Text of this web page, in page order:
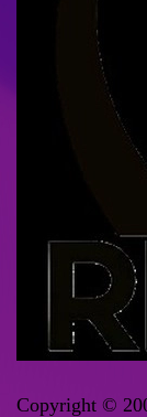
Copyright ©